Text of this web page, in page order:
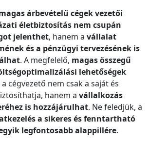
árbevételű cégek vezetői
életbiztosítás nem csupán
jelenthet, hanem a vállalat
és a pénzügyi tervezésének is
. A megfelelő, magas összegű
lehetőségek
a cégvezető nem csak a saját és
hanem a vállalkozás
is hozzájárulhat. Ne feledjük, a
a sikeres és fenntartható
legfontosabb alappillére.